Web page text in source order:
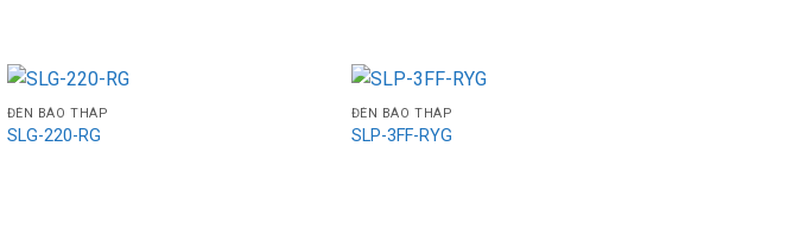
ĐÈN BÁO THÁP
SLG-220-RG
ĐÈN BÁO THÁP
SLP-3FF-RYG